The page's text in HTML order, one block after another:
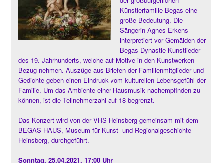
Künstlerfamilie Begas eine
große Bedeutung. Die
Sängerin Agnes Erkens
interpretiert vor Gemälden der
Begas-Dynastie Kunstlieder
des 19. Jahrhunderts, welche auf Motive in den Kunstwerken
Bezug nehmen. Auszüge aus Briefen der Familienmitglieder und
Gedichte geben einen Eindruck vom kulturellen Lebensgefühl der
Familie. Um das Ambiente einer Hausmusik nachempfinden zu
können, ist die Teilnehmerzahl auf 18 begrenzt.
Das Konzert wird von der VHS Heinsberg gemeinsam mit dem
BEGAS HAUS, Museum für Kunst- und Regionalgeschichte
Heinsberg, durchgeführt.
Sonntag, 25.04.2021, 17:00 Uhr